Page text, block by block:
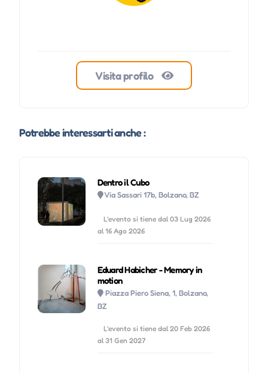
Visita profilo
Potrebbe interessarti anche :
Dentro il Cubo
Via Sassari 17b, Bolzano, BZ
L'evento si tiene dal 03 Lug 2026
al 16 Ago 2026
Eduard Habicher - Memory in
motion
Piazza Piero Siena, 1, Bolzano,
BZ
L'evento si tiene dal 20 Feb 2026
al 31 Gen 2027